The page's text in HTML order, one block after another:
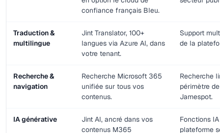
confiance français Bleu.
Traduction &
multilingue
Jint Translator, 100+
langues via Azure AI, dans
votre tenant.
Support
de la
Recherche &
navigation
Recherche Microsoft 365
unifiée sur tous vos
contenus.
Recherche
périmètre
Jamespot.
IA générative
Jint AI, ancré dans vos
contenus M365
Fonctions
plateforme